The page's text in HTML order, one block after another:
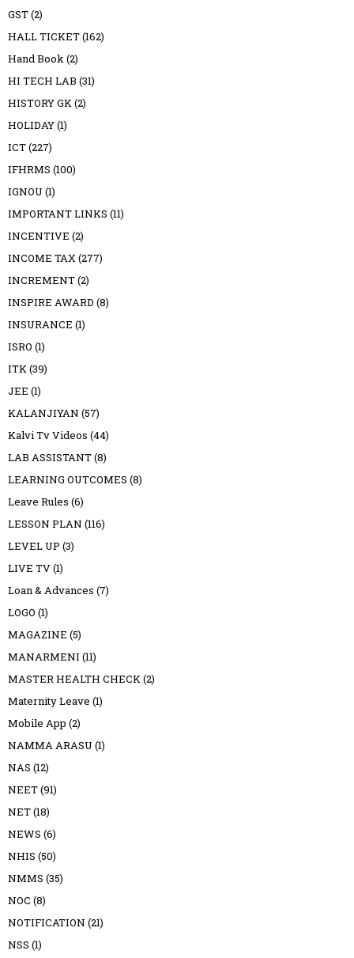
GST(2)
HALL TICKET(162)
Hand Book(2)
HI TECH LAB (31)
HISTORY GK(2)
HOLIDAY(1)
ICT(227)
IFHRMS (100)
IGNOU (1)
IMPORTANT LINKS (11)
INCENTIVE (2)
INCOME TAX(277)
INCREMENT(2)
INSPIRE AWARD (8)
INSURANCE (1)
ISRO (1)
ITK(39)
JEE (1)
KALANJIYAN (57)
Kalvi Tv Videos (44)
LAB ASSISTANT(8)
LEARNING OUTCOMES (8)
Leave Rules (6)
LESSON PLAN (116)
LEVEL UP (3)
LIVE TV(1)
Loan & Advances (7)
LOGO (1)
MAGAZINE (5)
MANARMENI (11)
MASTER HEALTH CHECK(2)
Maternity Leave (1)
Mobile App (2)
NAMMA ARASU (1)
NAS (12)
NEET(91)
NET(18)
NEWS (6)
NHIS (50)
NMMS (35)
NOC (8)
NOTIFICATION (21)
NSS (1)